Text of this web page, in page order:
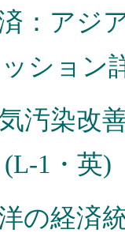
：アジ
ション
汚染改
1・英)
の経済